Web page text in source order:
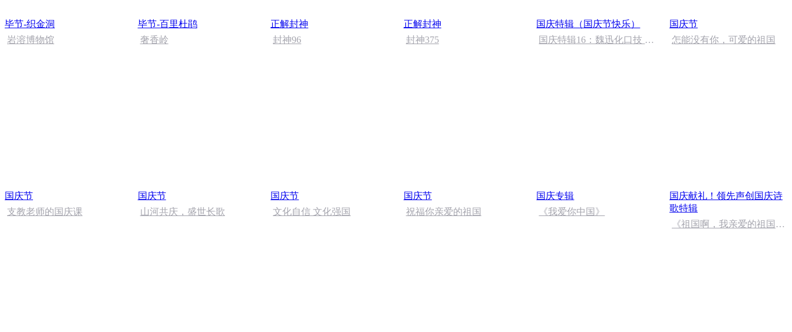
毕节-织金洞
岩溶博物馆
毕节-百里杜鹃
奢香岭
正解封神
封神96
正解封神
封神375
国庆特辑（国庆节快乐）
国庆特辑16：魏迅化口技 二
国庆节
怎能没有你，可爱的祖国
国庆节
支教老师的国庆课
国庆节
山河共庆，盛世长歌
国庆节
文化自信 文化强国
国庆节
祝福你亲爱的祖国
国庆专辑
《我爱你中国》
国庆献礼！领先声创国庆诗
歌特辑
《祖国啊，我亲爱的祖国》